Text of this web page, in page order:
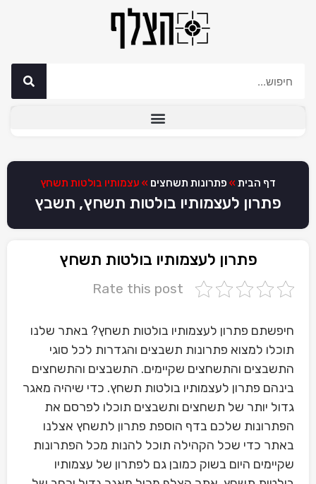
דף הבית » פתרונות תשחצים » עצמותיו בולטות תשחץ
פתרון לעצמותיו בולטות תשחץ, תשבץ
פתרון לעצמותיו בולטות תשחץ
Rate this post
חיפשתם פתרון לעצמותיו בולטות תשחץ? באתר שלנו
תוכלו למצוא פתרונות תשבצים והגדרות לכל סוגי
התשבצים והתשחצים שקיימים. התשבצים והתשחצים
בינהם פתרון לעצמותיו בולטות תשחץ. כדי שיהיה מאגר
גדול יותר של תשחצים ותשבצים תוכלו לפרסם את
הפתרונות שלכם בדף הוספת פתרון לתשחץ אצלנו
באתר כדי שכל הקהילה תוכל להנות מכל הפתרונות
שקיימים היום בשוק כמובן גם לפתרון של עצמותיו